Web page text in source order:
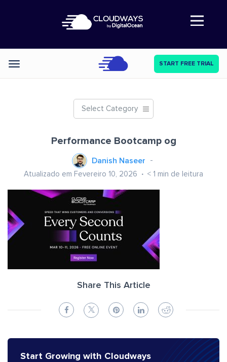
Abre a navegação
Categories START FREE TRIAL
Select Category
Performance Bootcamp og
Danish Naseer
Atualizado em Fevereiro 10, 2026 < 1 min de leitura
Share This Article
Start Growing with Cloudways